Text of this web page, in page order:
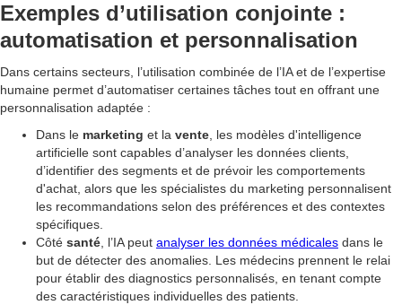
Exemples d’utilisation conjointe :
automatisation et personnalisation
Dans certains secteurs, l’utilisation combinée de l’IA et de l’expertise
humaine permet d’automatiser certaines tâches tout en offrant une
personnalisation adaptée :
Dans le marketing et la vente , les modèles d'intelligence
artificielle sont capables d’analyser les données clients,
d’identifier des segments et de prévoir les comportements
d'achat, alors que les spécialistes du marketing personnalisent
les recommandations selon des préférences et des contextes
spécifiques.
Côté santé , l’IA peut analyser les données médicales dans le
but de détecter des anomalies. Les médecins prennent le relai
pour établir des diagnostics personnalisés, en tenant compte
des caractéristiques individuelles des patients.